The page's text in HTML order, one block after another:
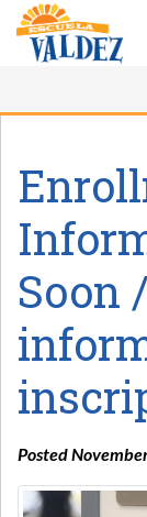
Soon
Posted